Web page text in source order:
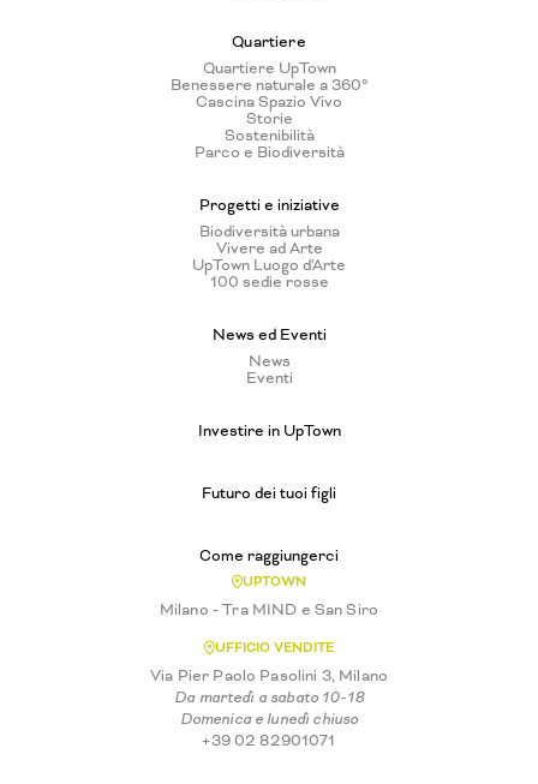
Quartiere
Quartiere UpTown
Benessere naturale a 360°
Cascina Spazio Vivo
Storie
Sostenibilità
Parco e Biodiversità
Progetti e iniziative
Biodiversità urbana
Vivere ad Arte
UpTown Luogo d'Arte
100 sedie rosse
News ed Eventi
News
Eventi
Investire in UpTown
Futuro dei tuoi figli
Come raggiungerci
UPTOWN
Milano - Tra MIND e San Siro
UFFICIO VENDITE
Via Pier Paolo Pasolini 3, Milano
Da martedì a sabato 10-18
Domenica e lunedì chiuso
+39 02 82901071